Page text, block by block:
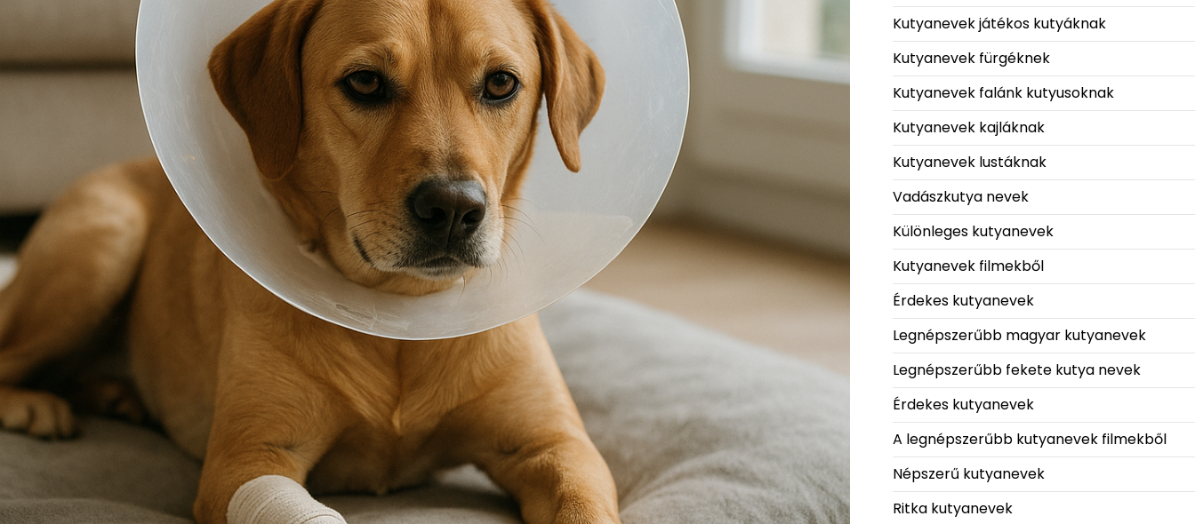
Kutyanevek játékos kutyáknak
Kutyanevek fürgéknek
Kutyanevek falánk kutyusoknak
Kutyanevek kajláknak
Kutyanevek lustáknak
Vadászkutya nevek
Különleges kutyanevek
Kutyanevek filmekből
Érdekes kutyanevek
Legnépszerűbb magyar kutyanevek
Legnépszerűbb fekete kutya nevek
Érdekes kutyanevek
A legnépszerűbb kutyanevek filmekből
Népszerű kutyanevek
Ritka kutyanevek